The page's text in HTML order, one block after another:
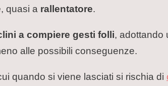
quasi a rallentatore.
a compiere gesti folli, adottando
alle possibili conseguenze.
quando si viene lasciati si rischia di